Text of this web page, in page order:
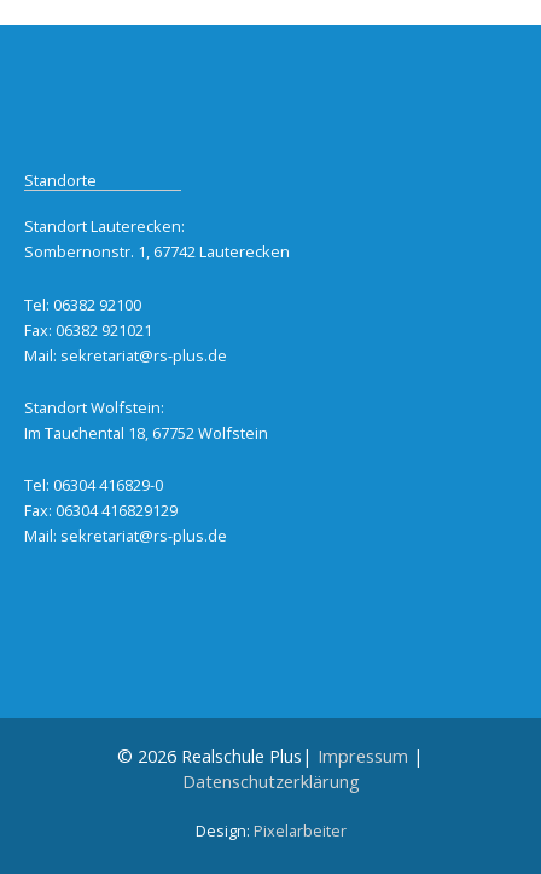
Standorte
Standort Lauterecken:
Sombernonstr. 1, 67742 Lauterecken
Tel: 06382 92100
Fax: 06382 921021
Mail: sekretariat@rs-plus.de
Standort Wolfstein:
Im Tauchental 18, 67752 Wolfstein
Tel: 06304 416829-0
Fax: 06304 416829129
Mail: sekretariat@rs-plus.de
© 2026 Realschule Plus| Impressum |
Datenschutzerklärung
Design: Pixelarbeiter